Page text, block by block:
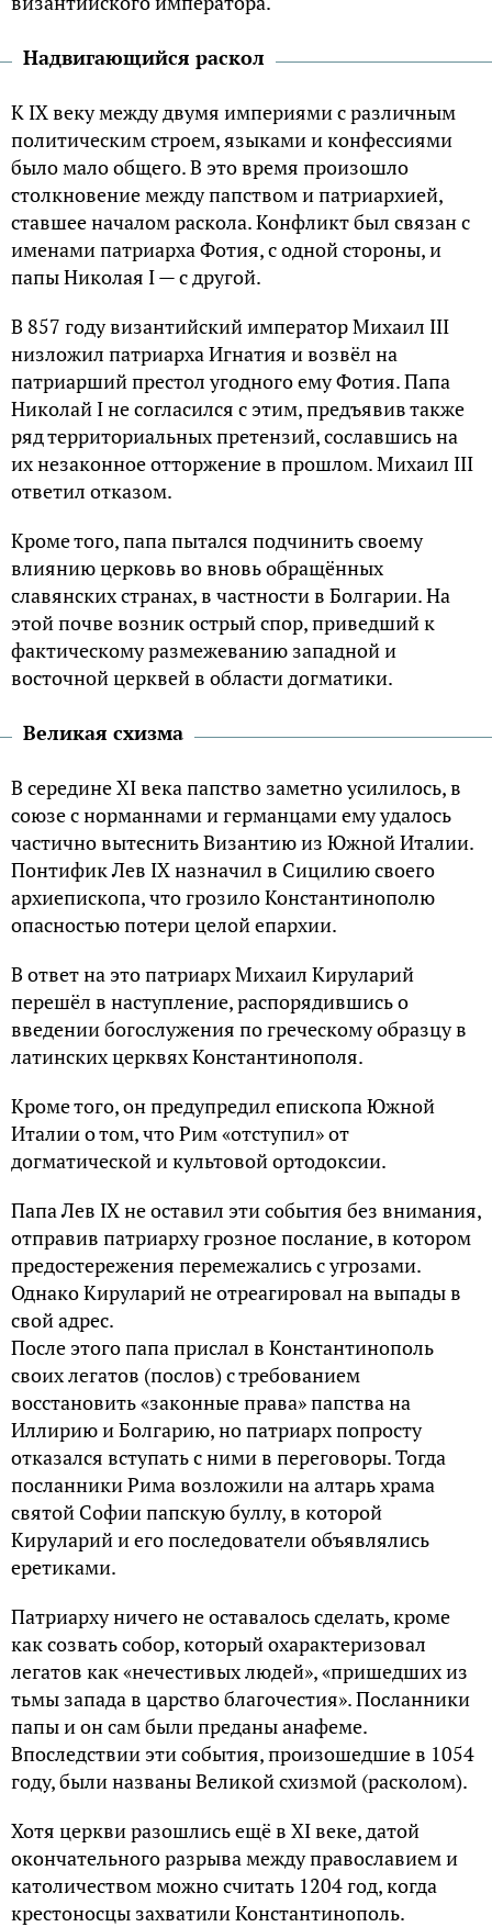
Надвигающийся раскол
К IX веку между двумя империями с различным
политическим строем, языками и конфессиями
было мало общего. В это время произошло
столкновение между папством и патриархией,
ставшее началом раскола. Конфликт был связан с
именами патриарха Фотия, с одной стороны, и
папы Николая I — с другой.
В 857 году византийский император Михаил III
низложил патриарха Игнатия и возвёл на
патриарший престол угодного ему Фотия. Папа
Николай I не согласился с этим, предъявив также
ряд территориальных претензий, сославшись на
их незаконное отторжение в прошлом. Михаил III
ответил отказом.
Кроме того, папа пытался подчинить своему
влиянию церковь во вновь обращённых
славянских странах, в частности в Болгарии. На
этой почве возник острый спор, приведший к
фактическому размежеванию западной и
восточной церквей в области догматики.
Великая схизма
В середине XI века папство заметно усилилось, в
союзе с норманнами и германцами ему удалось
частично вытеснить Византию из Южной Италии.
Понтифик Лев IX назначил в Сицилию своего
архиепископа, что грозило Константинополю
опасностью потери целой епархии.
В ответ на это патриарх Михаил Кируларий
перешёл в наступление, распорядившись о
введении богослужения по греческому образцу в
латинских церквях Константинополя.
Кроме того, он предупредил епископа Южной
Италии о том, что Рим «отступил» от
догматической и культовой ортодоксии.
Папа Лев IX не оставил эти события без внимания,
отправив патриарху грозное послание, в котором
предостережения перемежались с угрозами.
Однако Кируларий не отреагировал на выпады в
свой адрес.
После этого папа прислал в Константинополь
своих легатов (послов) с требованием
восстановить «законные права» папства на
Иллирию и Болгарию, но патриарх попросту
отказался вступать с ними в переговоры. Тогда
посланники Рима возложили на алтарь храма
святой Софии папскую буллу, в которой
Кируларий и его последователи объявлялись
еретиками.
Патриарху ничего не оставалось сделать, кроме
как созвать собор, который охарактеризовал
легатов как «нечестивых людей», «пришедших из
тьмы запада в царство благочестия». Посланники
папы и он сам были преданы анафеме.
Впоследствии эти события, произошедшие в 1054
году, были названы Великой схизмой (расколом).
Хотя церкви разошлись ещё в XI веке, датой
окончательного разрыва между православием и
католичеством можно считать 1204 год, когда
крестоносцы захватили Константинополь.